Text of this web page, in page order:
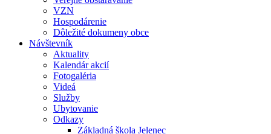
VZN
Hospodárenie
Dôležité dokumeny obce
Návštevník
Aktuality
Kalendár akcií
Fotogaléria
Videá
Služby
Ubytovanie
Odkazy
Základná škola Jelenec